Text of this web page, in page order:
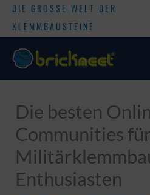
DIE GROSSE WELT DER
KLEMMBAUSTEINE
Die besten
Communities für
Enthusiasten